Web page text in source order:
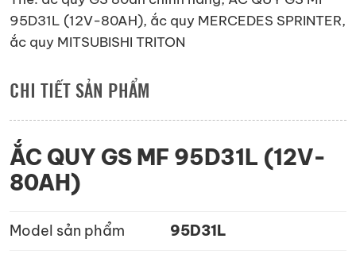
(12V-
80AH)
số
lượng
95D31L (12V-80AH), ắc quy MERCEDES SPRINTER,
ắc quy MITSUBISHI TRITON
CHI TIẾT SẢN PHẨM
ẮC QUY GS MF 95D31L (12V-
80AH)
Model sản phẩm 95D31L